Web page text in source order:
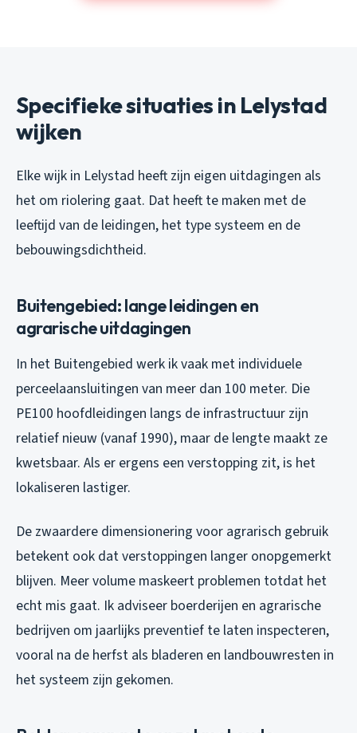
Specifieke situaties in Lelystad
wijken
Elke wijk in Lelystad heeft zijn eigen uitdagingen als
het om riolering gaat. Dat heeft te maken met de
leeftijd van de leidingen, het type systeem en de
bebouwingsdichtheid.
Buitengebied: lange leidingen en
agrarische uitdagingen
In het Buitengebied werk ik vaak met individuele
perceelaansluitingen van meer dan 100 meter. Die
PE100 hoofdleidingen langs de infrastructuur zijn
relatief nieuw (vanaf 1990), maar de lengte maakt ze
kwetsbaar. Als er ergens een verstopping zit, is het
lokaliseren lastiger.
De zwaardere dimensionering voor agrarisch gebruik
betekent ook dat verstoppingen langer onopgemerkt
blijven. Meer volume maskeert problemen totdat het
echt mis gaat. Ik adviseer boerderijen en agrarische
bedrijven om jaarlijks preventief te laten inspecteren,
vooral na de herfst als bladeren en landbouwresten in
het systeem zijn gekomen.